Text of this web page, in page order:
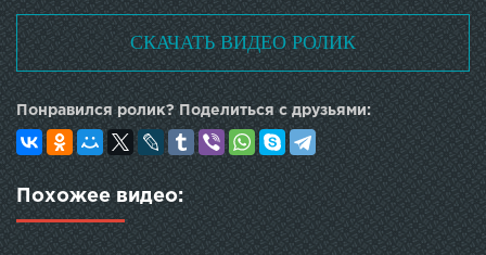
СКАЧАТЬ ВИДЕО РОЛИК
Понравился ролик? Поделиться с друзьями:
Похожее видео: